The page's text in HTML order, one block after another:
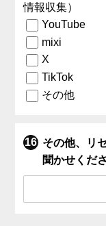
情報収集）
YouTube
mixi
X
TikTok
その他
その他、リ
聞かせくだ